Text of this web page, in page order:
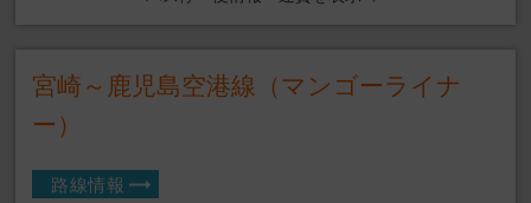
宮崎～鹿児島空港線（マンゴーライナ
ー）
路線情報